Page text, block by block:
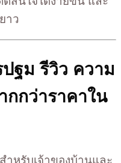
าว
ฐม รีวิว ความ
กกว่าราคาใน
สำหรับเจ้าของบ้านและ